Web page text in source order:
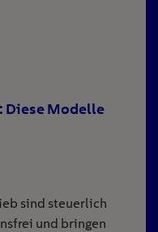
Diese Modelle
sind steuerlich
und bringen